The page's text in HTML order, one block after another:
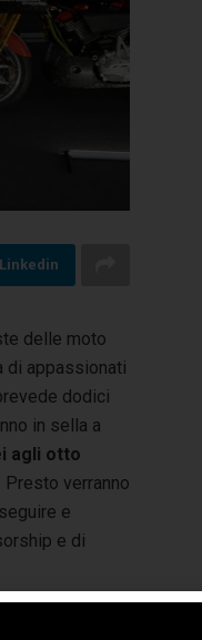
delle moto
di appassionati
dodici
in sella a
agli otto
verranno
e
e di